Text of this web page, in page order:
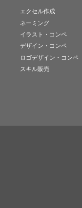
エクセル作成
ネーミング
イラスト・コンペ
デザイン・コンペ
ロゴデザイン・コンペ
スキル販売